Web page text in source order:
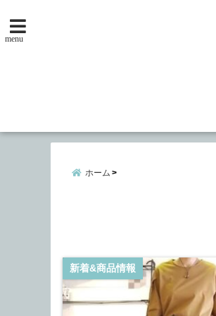
menu
ホーム
新着&商品情報